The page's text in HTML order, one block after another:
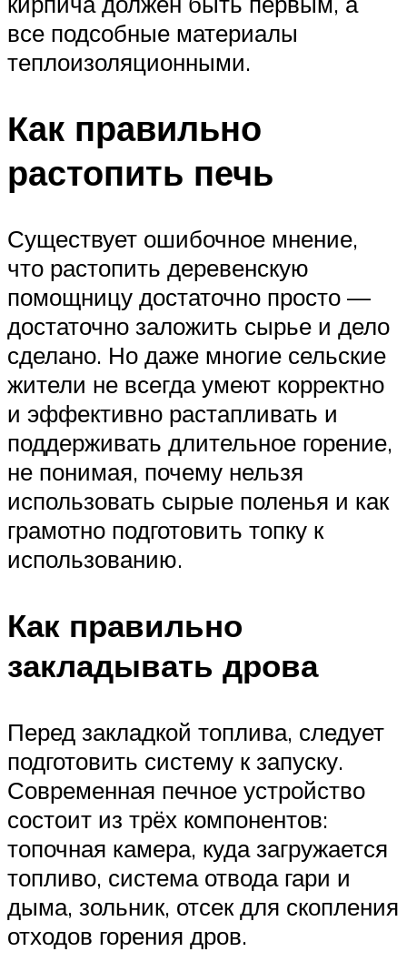
все подсобные материалы
теплоизоляционными.
Как правильно
растопить печь
Существует ошибочное мнение,
что растопить деревенскую
помощницу достаточно просто —
достаточно заложить сырье и дело
сделано. Но даже многие сельские
жители не всегда умеют корректно
и эффективно растапливать и
поддерживать длительное горение,
не понимая, почему нельзя
использовать сырые поленья и как
грамотно подготовить топку к
использованию.
Как правильно
закладывать дрова
Перед закладкой топлива, следует
подготовить систему к запуску.
Современная печное устройство
состоит из трёх компонентов:
топочная камера, куда загружается
топливо, система отвода гари и
дыма, зольник, отсек для скопления
отходов горения дров.